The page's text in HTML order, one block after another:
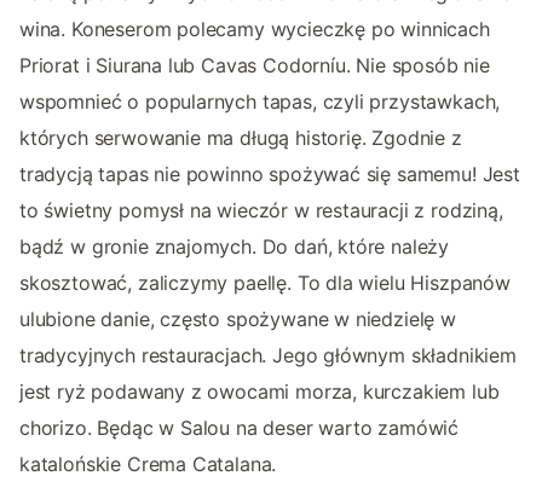
wina. Koneserom polecamy wycieczkę po winnicach
Priorat i Siurana lub Cavas Codorníu. Nie sposób nie
wspomnieć o popularnych tapas, czyli przystawkach,
których serwowanie ma długą historię. Zgodnie z
tradycją tapas nie powinno spożywać się samemu! Jest
to świetny pomysł na wieczór w restauracji z rodziną,
bądź w gronie znajomych. Do dań, które należy
skosztować, zaliczymy paellę. To dla wielu Hiszpanów
ulubione danie, często spożywane w niedzielę w
tradycyjnych restauracjach. Jego głównym składnikiem
jest ryż podawany z owocami morza, kurczakiem lub
chorizo. Będąc w Salou na deser warto zamówić
katalońskie Crema Catalana.